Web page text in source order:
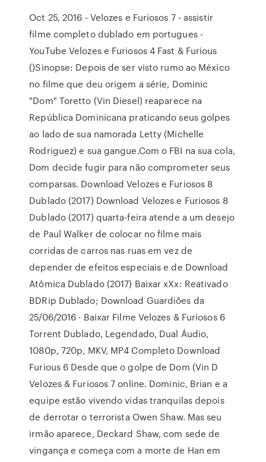
Oct 25, 2016 - Velozes e Furiosos 7 - assistir
filme completo dublado em portugues -
YouTube Velozes e Furiosos 4 Fast & Furious
()Sinopse: Depois de ser visto rumo ao México
no filme que deu origem a série, Dominic
"Dom" Toretto (Vin Diesel) reaparece na
República Dominicana praticando seus golpes
ao lado de sua namorada Letty (Michelle
Rodriguez) e sua gangue.Com o FBI na sua cola,
Dom decide fugir para não comprometer seus
comparsas. Download Velozes e Furiosos 8
Dublado (2017) Download Velozes e Furiosos 8
Dublado (2017) quarta-feira atende a um desejo
de Paul Walker de colocar no filme mais
corridas de carros nas ruas em vez de
depender de efeitos especiais e de Download
Atômica Dublado (2017) Baixar xXx: Reativado
BDRip Dublado; Download Guardiões da
25/06/2016 · Baixar Filme Velozes & Furiosos 6
Torrent Dublado, Legendado, Dual Áudio,
1080p, 720p, MKV, MP4 Completo Download
Furious 6 Desde que o golpe de Dom (Vin D
Velozes & Furiosos 7 online. Dominic, Brian e a
equipe estão vivendo vidas tranquilas depois
de derrotar o terrorista Owen Shaw. Mas seu
irmão aparece, Deckard Shaw, com sede de
vingança e começa com a morte de Han em